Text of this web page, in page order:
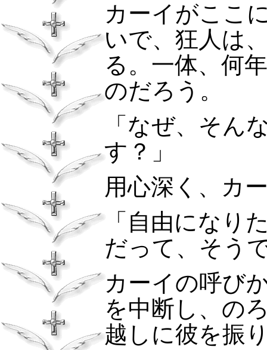
カーイがここ
いで、狂人は
る。一体、何
のだろう。
「なぜ、そん
す？」
用心深く、カ
「自由になり
だって、そう
カーイの呼び
を中断し、の
越しに彼を振